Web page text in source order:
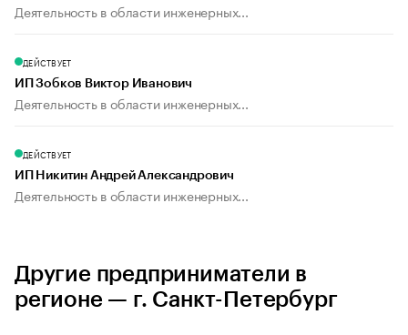
Деятельность в области инженерных...
ДЕЙСТВУЕТ
ИП Зобков Виктор Иванович
Деятельность в области инженерных...
ДЕЙСТВУЕТ
ИП Никитин Андрей Александрович
Деятельность в области инженерных...
Другие предприниматели в
регионе — г. Санкт-Петербург